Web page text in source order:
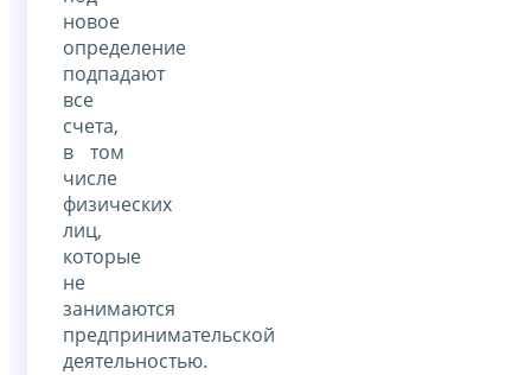
новое
определение
подпадают
все
счета,
в том
числе
физических
лиц,
которые
не
занимаются
предпринимательской
деятельностью.